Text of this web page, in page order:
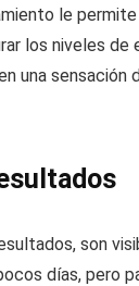
le permite
los niveles de
una sensación
son
días, pero